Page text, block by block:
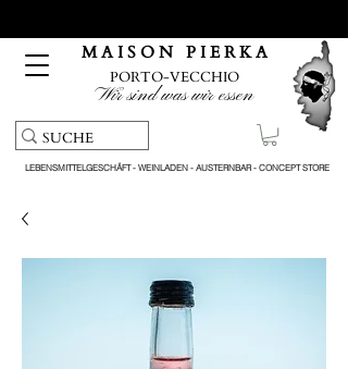
M A I S O N P I E R K A
PORTO-VECCHIO
Wir sind was wir essen
LEBENSMITTELGESCHÄFT - WEINLADEN - AUSTERNBAR - CONCEPT STORE